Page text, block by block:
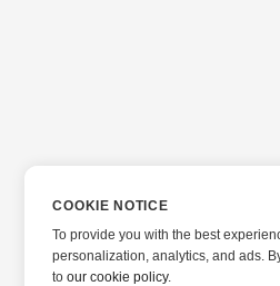
COOKIE NOTICE
To provide you with the best
personalization, analytics, and ads.
toour cookie policy.